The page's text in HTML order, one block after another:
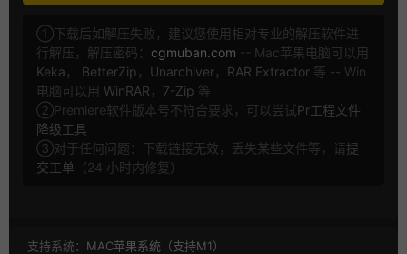
①下载后如解压失败，建议您使用相对专业的解压软件进
行解压，解压密码： cgmuban.com -- Mac苹果电脑可以用
Keka ， BetterZip ， Unarchiver， RAR Extractor 等 -- Win
电脑可以用 WinRAR ， 7-Zip 等
②Premiere软件版本号不符合要求，可以尝试Pr工程文件
降级工具
③对于任何问题：下载链接无效，丢失某些文件等，请提
交工单 （24 小时内修复）
支持系统： MAC苹果系统（支持M1）